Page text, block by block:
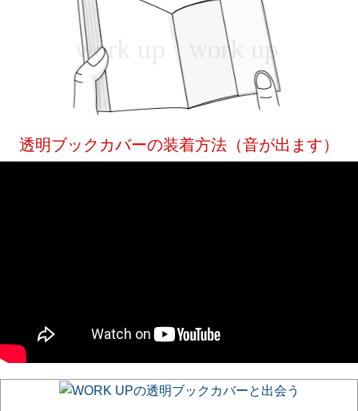
透明ブックカバーの装着方法（音が出ます）